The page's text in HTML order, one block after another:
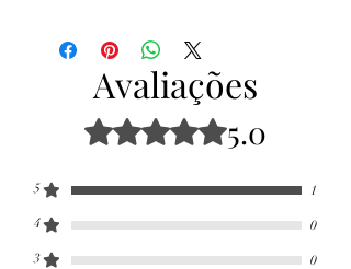
Avaliações
Rated 5 out of 5 stars.5.0
5 1
4 0
3 0